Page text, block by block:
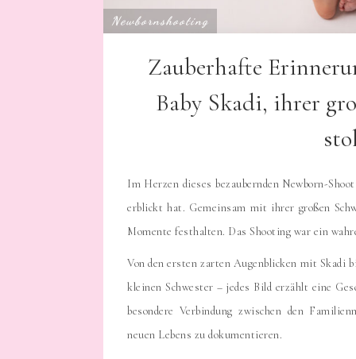
Newbornshooting
Zauberhafte
Baby Skadi, ihrer
Im Herzen dieses bezaubernden Newborn-
erblickt hat. Gemeinsam mit ihrer großen
Momente festhalten. Das Shooting war ein
Von den ersten zarten Augenblicken mit Skadi
kleinen Schwester – jedes Bild erzählt eine
besondere Verbindung zwischen den
neuen Lebens zu dokumentieren.